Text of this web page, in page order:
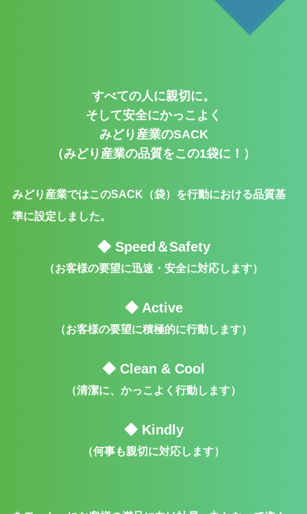
すべての人に親切に。
そして安全にかっこよく
みどり産業のSACK
（みどり産業の品質をこの1袋に！）
みどり産業ではこのSACK（袋）を行動における品質基
準に設定しました。
◆ Speed＆Safety
（お客様の要望に迅速・安全に対応します）
◆ Active
（お客様の要望に積極的に行動します）
◆ Clean & Cool
（清潔に、かっこよく行動します）
◆ Kindly
（何事も親切に対応します）